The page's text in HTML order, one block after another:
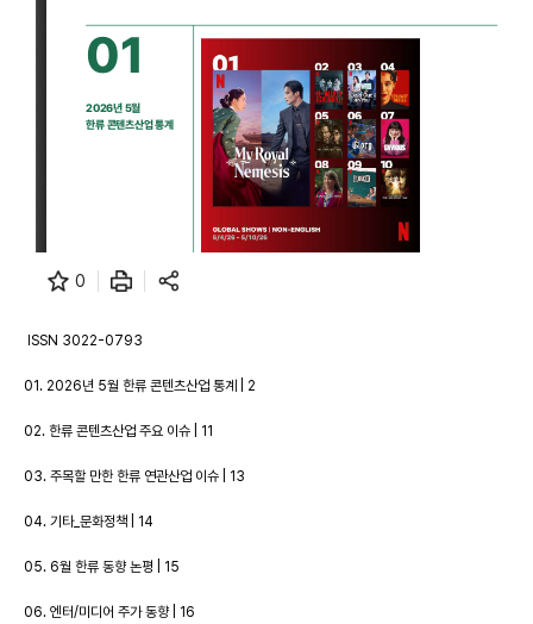
0
ISSN 3022-0793
01. 2026년 5월 한류 콘텐츠산업 통계 | 2
02. 한류 콘텐츠산업 주요 이슈 | 11
03. 주목할 만한 한류 연관산업 이슈 | 13
04. 기타_문화정책 | 14
05. 6월 한류 동향 논평 | 15
06. 엔터/미디어 주가 동향 | 16